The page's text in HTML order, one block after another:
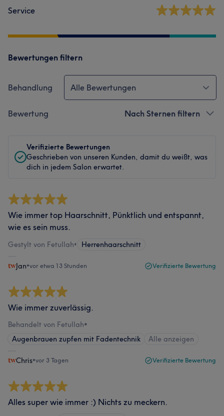
Service
Bewertungen filtern
Behandlung Alle Bewertungen
Bewertung Nach Sternen filtern
Verifizierte Bewertungen
Geschrieben von unseren Kunden, damit du weißt, was
dich in jedem Salon erwartet.
Wie immer top Haarschnitt, Pünktlich und entspannt,
wie es sein muss.
Gestylt von Fetullah• Herrenhaarschnitt
Jan•vor etwa 13 Stunden Verifizierte Bewertung
Wie immer zuverlässig.
Behandelt von Fetullah•
Augenbrauen zupfen mit Fadentechnik
Alle anzeigen
Chris•vor 3 Tagen Verifizierte Bewertung
Alles super wie immer :) Nichts zu meckern.